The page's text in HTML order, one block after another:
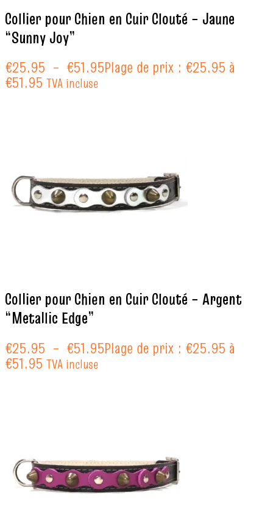
Collier pour Chien en Cuir Clouté – Jaune
“Sunny Joy”
€25.95 – €51.95Plage de prix : €25.95 à
€51.95 TVA incluse
Collier pour Chien en Cuir Clouté – Argent
“Metallic Edge”
€25.95 – €51.95Plage de prix : €25.95 à
€51.95 TVA incluse